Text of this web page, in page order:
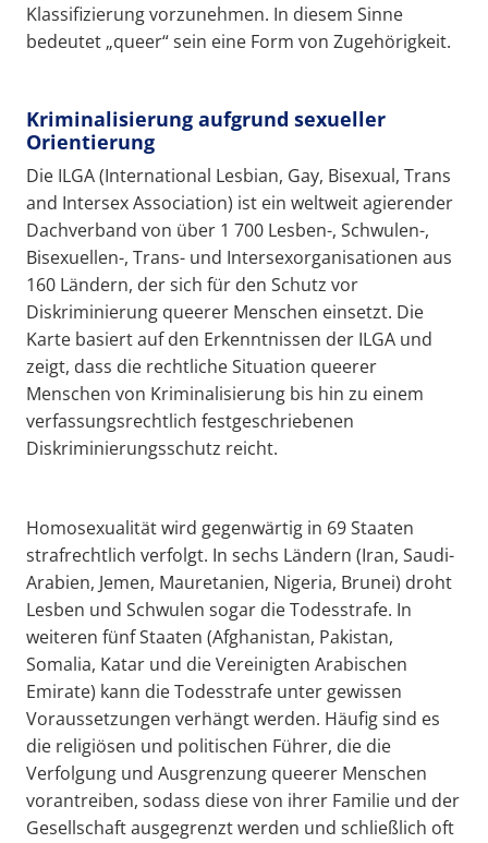
Klassifizierung vorzunehmen. In diesem Sinne
bedeutet „queer“ sein eine Form von Zugehörigkeit.
Kriminalisierung aufgrund sexueller
Orientierung
Die ILGA (International Lesbian, Gay, Bisexual, Trans
and Intersex Association) ist ein weltweit agierender
Dachverband von über 1 700 Lesben-, Schwulen-,
Bisexuellen-, Trans- und Intersexorganisationen aus
160 Ländern, der sich für den Schutz vor
Diskriminierung queerer Menschen einsetzt. Die
Karte basiert auf den Erkenntnissen der ILGA und
zeigt, dass die rechtliche Situation queerer
Menschen von Kriminalisierung bis hin zu einem
verfassungsrechtlich festgeschriebenen
Diskriminierungsschutz reicht.
Homosexualität wird gegenwärtig in 69 Staaten
strafrechtlich verfolgt. In sechs Ländern (Iran, Saudi-
Arabien, Jemen, Mauretanien, Nigeria, Brunei) droht
Lesben und Schwulen sogar die Todesstrafe. In
weiteren fünf Staaten (Afghanistan, Pakistan,
Somalia, Katar und die Vereinigten Arabischen
Emirate) kann die Todesstrafe unter gewissen
Voraussetzungen verhängt werden. Häufig sind es
die religiösen und politischen Führer, die die
Verfolgung und Ausgrenzung queerer Menschen
vorantreiben, sodass diese von ihrer Familie und der
Gesellschaft ausgegrenzt werden und schließlich oft